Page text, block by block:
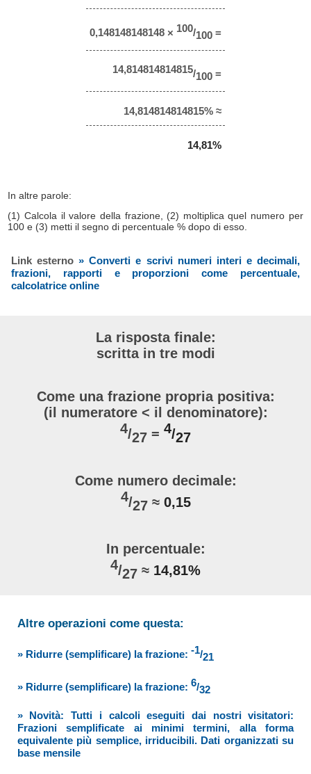
0,148148148148 × 100/100 =
14,814814814815/100 =
14,814814814815% ≈
14,81%
In altre parole:
(1) Calcola il valore della frazione, (2) moltiplica quel numero per
100 e (3) metti il segno di percentuale % dopo di esso.
Link esterno» Converti e scrivi numeri interi e decimali,
frazioni, rapporti e proporzioni come percentuale,
calcolatrice online
La risposta finale:
scritta in tre modi
Come una frazione propria positiva:
(il numeratore < il denominatore):
4/27 = 4/27
Come numero decimale:
4/27≈ 0,15
In percentuale:
4/27 ≈ 14,81%
Altre operazioni come questa:
» Ridurre (semplificare) la frazione: -1/21
» Ridurre (semplificare) la frazione: 6/32
» Novità: Tutti i calcoli eseguiti dai nostri visitatori:
Frazioni semplificate ai minimi termini, alla forma
equivalente più semplice, irriducibili. Dati organizzati su
base mensile